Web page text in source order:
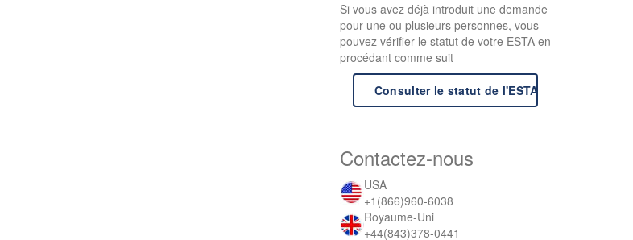
Si vous avez déjà introduit une demande
pour une ou plusieurs personnes, vous
pouvez vérifier le statut de votre ESTA en
procédant comme suit
Consulter le statut de l'ESTA
Contactez-nous
USA
+1(866)960-6038
Royaume-Uni
+44(843)378-0441